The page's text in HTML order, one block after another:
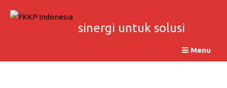
sinergi untuk solusi
Menu